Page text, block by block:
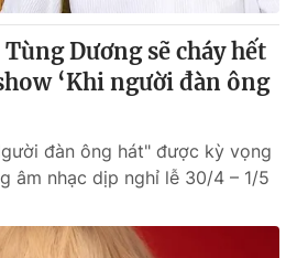
Dương sẽ cháy hết
‘Khi người đàn ông
đàn ông hát" được kỳ vọng
âm nhạc dịp nghỉ lễ 30/4 – 1/5